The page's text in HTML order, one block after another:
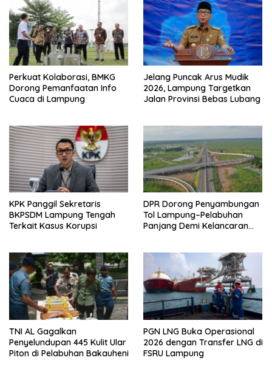
Perkuat Kolaborasi, BMKG
Dorong Pemanfaatan Info
Cuaca di Lampung
Jelang Puncak Arus Mudik
2026, Lampung Targetkan
Jalan Provinsi Bebas Lubang
KPK Panggil Sekretaris
BKPSDM Lampung Tengah
Terkait Kasus Korupsi
DPR Dorong Penyambungan
Tol Lampung–Pelabuhan
Panjang Demi Kelancaran
TNI AL Gagalkan
Penyelundupan 445 Kulit Ular
Piton di Pelabuhan Bakauheni
PGN LNG Buka Operasional
2026 dengan Transfer LNG di
FSRU Lampung